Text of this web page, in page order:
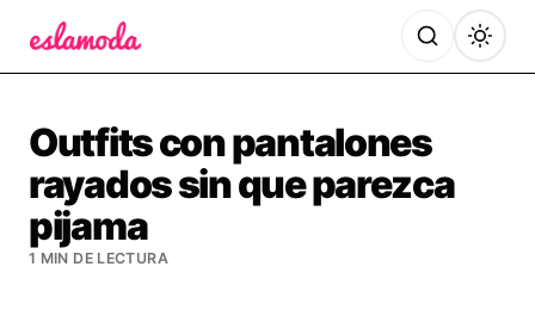
Outfits con pantalones
rayados sin que parezca
pijama
1 MIN DE LECTURA